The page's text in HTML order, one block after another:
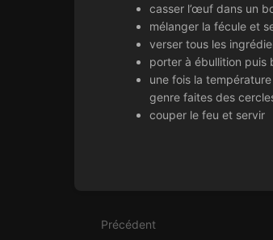
casser l’œuf dans un
mélanger la fécule et
verser tous les
porter à ébullition puis
une fois la
genre faites des
couper le feu et servir
section
Précédent